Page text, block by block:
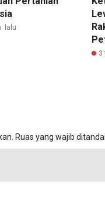
lalu
3
Ruas yang wajib ditandai